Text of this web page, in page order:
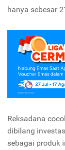
hanya sebesar
Reksadana
dibilang
sebagai produk